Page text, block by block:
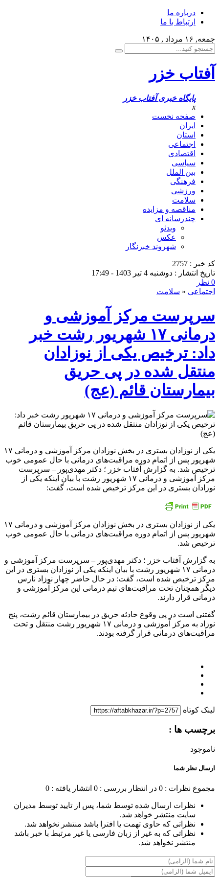
درباره ما
ارتباط با ما
جمعه, ۱۶ مرداد , ۱۴۰۵
آفتاب خزر
پایگاه خبری آفتاب خزر
x
صفحه نخست
ایران
استان
اجتماعی
اقتصادی
سیاسی
بین الملل
فرهنگی
ورزشی
سلامت
مناقصه و مزایده
چندرسانه ای
ویدئو
عکس
شهروند خبرنگار
کد خبر : 2757
تاریخ انتشار : دوشنبه 4 تیر 1403 - 17:49
0 نظر
اجتماعی « سلامت
سرپرست مرکز آموزشی و
درمانی ۱۷ شهریور رشت خبر
داد: ترخیص یکی از نوزادان
منتقل شده در پی حریق
بیمارستان قائم (عج)
یکی از نوزادان بستری در بخش نوزادان مرکز آموزشی و درمانی ۱۷
شهریور پس از اتمام دوره مراقبت‌های درمانی با حال عمومی خوب
ترخیص شد. به گزارش آفتاب خزر ؛ دکتر مهدی‌پور – سرپرست
مرکز آموزشی و درمانی ۱۷ شهریور رشت با بیان اینکه یکی از
نوزادان بستری در این مرکز ترخیص شده است، گفت:
یکی از نوزادان بستری در بخش نوزادان مرکز آموزشی و درمانی ۱۷
شهریور پس از اتمام دوره مراقبت‌های درمانی با حال عمومی خوب
ترخیص شد.
به گزارش آفتاب خزر ؛ دکتر مهدی‌پور – سرپرست مرکز آموزشی و
درمانی ۱۷ شهریور رشت با بیان اینکه یکی از نوزادان بستری در این
مرکز ترخیص شده است، گفت: در حال حاضر چهار نوزاد نارس
دیگر همچنان تحت مراقبت‌های تیم درمانی این مرکز آموزشی و
درمانی قرار دارند.
گفتنی است در پی وقوع حادثه حریق در بیمارستان قائم رشت، پنج
نوزاد به مرکز آموزشی و درمانی ۱۷ شهریور رشت منتقل و تحت
مراقبت‌های درمانی قرار گرفته بودند.
لینک کوتاه
برچسب ها :
ناموجود
ارسال نظر شما
مجموع نظرات : 0 در انتظار بررسی : 0 انتشار یافته : 0
نظرات ارسال شده توسط شما، پس از تایید توسط مدیران
سایت منتشر خواهد شد.
نظراتی که حاوی تهمت یا افترا باشد منتشر نخواهد شد.
نظراتی که به غیر از زبان فارسی یا غیر مرتبط با خبر باشد
منتشر نخواهد شد.